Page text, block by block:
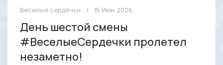
Веселые сердечки 15 Июн 2026
День шестой смены
#ВеселыеСердечки пролетел
незаметно!